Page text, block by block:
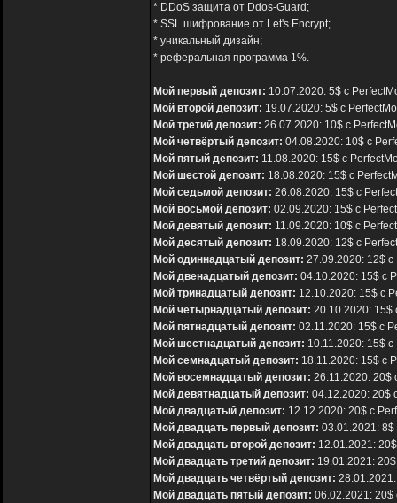
* DDoS защита от Ddos-Guard;
* SSL шифрование от Let's Encrypt;
* уникальный дизайн;
* реферальная программа 1%.
Мой первый депозит: 10.07.2020: 5$ с
Мой второй депозит: 19.07.2020: 5$ с
Мой третий депозит: 26.07.2020: 10$ с
Мой четвёртый депозит: 04.08.2020: 10$ с
Мой пятый депозит: 11.08.2020: 15$ с
Мой шестой депозит: 18.08.2020: 15$ с
Мой седьмой депозит: 26.08.2020: 15$ с
Мой восьмой депозит: 02.09.2020: 15$ с
Мой девятый депозит: 11.09.2020: 10$ с
Мой десятый депозит: 18.09.2020: 12$ с
Мой одиннадцатый депозит: 27.09.2020: 12$
Мой двенадцатый депозит: 04.10.2020: 15$ с
Мой тринадцатый депозит: 12.10.2020: 15$ с
Мой четырнадцатый депозит: 20.10.2020: 15$
Мой пятнадцатый депозит: 02.11.2020: 15$ с
Мой шестнадцатый депозит: 10.11.2020: 15$
Мой семнадцатый депозит: 18.11.2020: 15$ с
Мой восемнадцатый депозит: 26.11.2020: 20$
Мой девятнадцатый депозит: 04.12.2020: 20$
Мой двадцатый депозит: 12.12.2020: 20$ с
Мой двадцать первый депозит: 03.01.2021:
Мой двадцать второй депозит: 12.01.2021:
Мой двадцать третий депозит: 19.01.2021:
Мой двадцать четвёртый депозит:
Мой двадцать пятый депозит: 06.02.2021: 20$